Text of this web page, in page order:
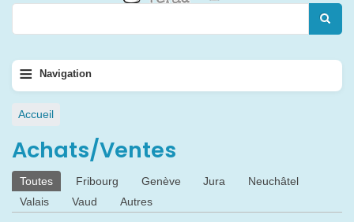
Rechercher
Navigation
principale
≡ Navigation
Fil
d'Ariane
Accueil
Achats/Ventes
Onglets
principaux
Toutes Fribourg Genève Jura
Neuchâtel
Valais
Vaud Autres